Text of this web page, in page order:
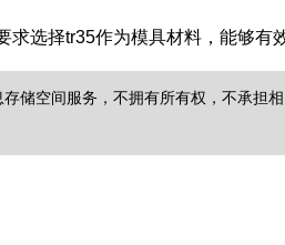
选择tr35作为模具材料，能够
储空间服务，不拥有所有权，不承